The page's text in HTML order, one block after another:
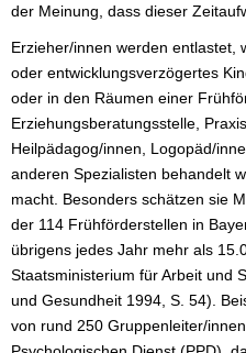
der Meinung, dass dieser
Erzieher/innen werden entlastet,
oder entwicklungsverzögertes
oder in den Räumen einer
Erziehungsberatungsstelle,
Heilpädagog/innen, Logopäd/
anderen Spezialisten behandelt
macht. Besonders schätzen sie
der 114 Frühförderstellen in
übrigens jedes Jahr mehr als
Staatsministerium für Arbeit und
und Gesundheit 1994, S. 54).
von rund 250 Gruppenleiter/